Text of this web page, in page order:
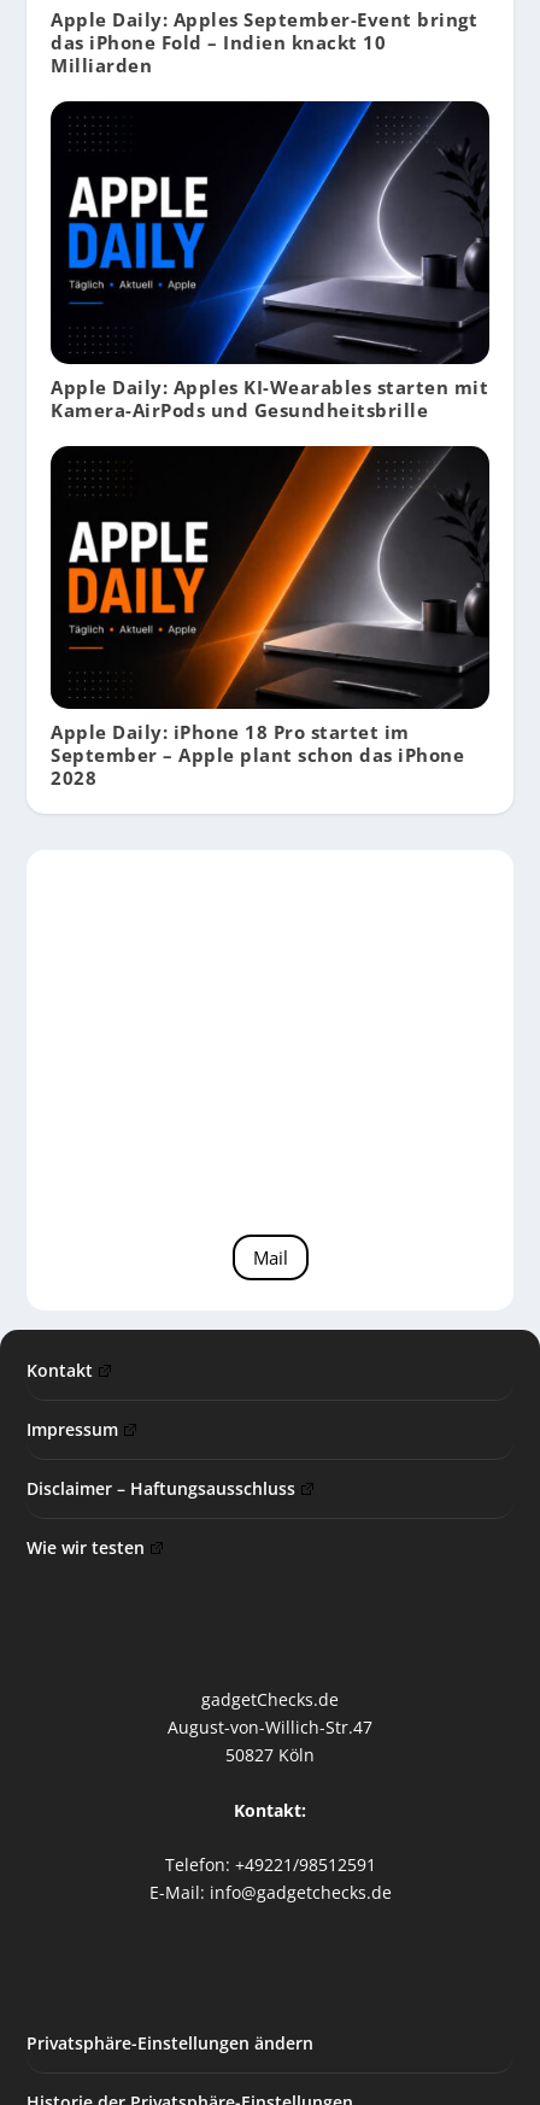
Apple Daily: Apples September-Event bringt
das iPhone Fold – Indien knackt 10
Milliarden
Apple Daily: Apples KI-Wearables starten mit
Kamera-AirPods und Gesundheitsbrille
Apple Daily: iPhone 18 Pro startet im
September – Apple plant schon das iPhone
2028
Mail
Kontakt
Impressum
Disclaimer – Haftungsausschluss
Wie wir testen
gadgetChecks.de
August-von-Willich-Str.47
50827 Köln
Kontakt:
Telefon: +49221/98512591
E-Mail: info@gadgetchecks.de
Privatsphäre-Einstellungen ändern